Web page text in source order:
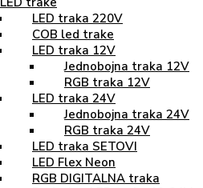
LED traka 220V
COB led trake
LED traka 12V
Jednobojna traka 12V
RGB traka 12V
LED traka 24V
Jednobojna traka 24V
RGB traka 24V
LED traka SETOVI
LED Flex Neon
RGB DIGITALNA traka